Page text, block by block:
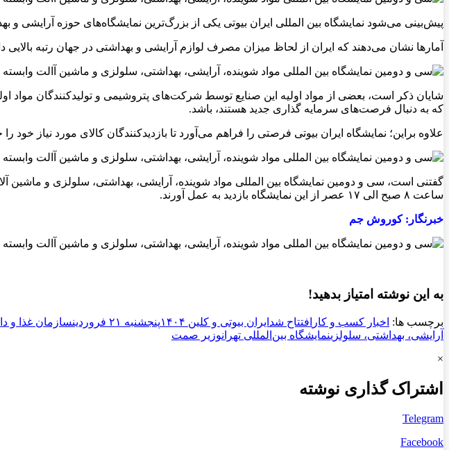
پیش‌بینی می‌شود نمایشگاه بین المللی ایران بیوتی یکی از بزرگ‌ترین نمایشگاه‌های حوزه آرایشی و
آمارها نشان می‌دهند که ایران از لحاظ میزان مصرف لوازم آرایشی و بهداشتی در جهان رتبه بالایی
شایان ذکر است، بعضی از مواد اولیه این صنایع توسط شرکت‌های پتروشیمی و تولیدکنندگان مواد
که به دنبال فرصت‌های سرمایه گذاری جدید هستند، باشد.
علاوه براین؛ نمایشگاه ایران بیوتی فرصتی را فراهم می‌آورد تا بازدیدکنندگان کالای مورد نیاز خود را
ساعت ۸ صبح الی ۱۷ عصر از این نمایشگاه بازدید به عمل آورند.
خبرنگار: کوروش جم
به این نوشته امتیاز بدهید!
برچسب ها: اخبار کسب و کار افتتاح شد ایران بیوتی و کلین ۱۴۰۴ پنجشنبه ۲۱ فروردین سازمان غذا و
آرایشی، بهداشتی، سلولزینمایشگاه بین‌المللی تهرانوزیر صمت
×
اشتراک گذاری نوشته
Telegram
Facebook